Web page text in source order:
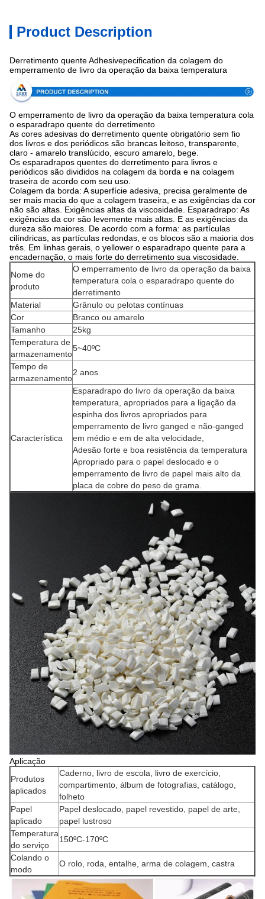
Product Description
Derretimento quente Adhesivepecification da colagem do
emperramento de livro da operação da baixa temperatura
O emperramento de livro da operação da baixa temperatura cola
o esparadrapo quente do derretimento
As cores adesivas do derretimento quente obrigatório sem fio
dos livros e dos periódicos são brancas leitoso, transparente,
claro - amarelo translúcido, escuro amarelo, bege.
Os esparadrapos quentes do derretimento para livros e
periódicos são divididos na colagem da borda e na colagem
traseira de acordo com seu uso.
Colagem da borda: A superfície adesiva, precisa geralmente de
ser mais macia do que a colagem traseira, e as exigências da cor
não são altas. Exigências altas da viscosidade. Esparadrapo: As
exigências da cor são levemente mais altas. E as exigências da
dureza são maiores. De acordo com a forma: as partículas
cilíndricas, as partículas redondas, e os blocos são a maioria dos
três. Em linhas gerais, o yellower o esparadrapo quente para a
encadernação, o mais forte do derretimento sua viscosidade.
Nome do
produto
O emperramento de livro da operação da baixa
temperatura cola o esparadrapo quente do
derretimento
Material
Grânulo ou pelotas contínuas
Cor
Branco ou amarelo
Tamanho
25kg
Temperatura de
armazenamento
5~40ºC
Tempo de
armazenamento
2 anos
Característica
Esparadrapo do livro da operação da baixa
temperatura, apropriados para a ligação da
espinha dos livros apropriados para
emperramento de livro ganged e não-ganged
em médio e em de alta velocidade,
Adesão forte e boa resistência da temperatura
Apropriado para o papel deslocado e o
emperramento de livro de papel mais alto da
placa de cobre do peso de grama.
Aplicação
Produtos
aplicados
Caderno, livro de escola, livro de exercício,
compartimento, álbum de fotografias, catálogo,
folheto
Papel
aplicado
Papel deslocado, papel revestido, papel de arte,
papel lustroso
Temperatura
do serviço
150ºC-170ºC
Colando o
modo
O rolo, roda, entalhe, arma de colagem, castra